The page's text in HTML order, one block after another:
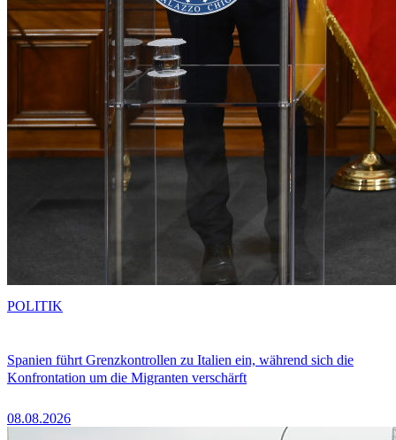
Spanien führt Grenzkontrollen zu Italien ein, während sich die
Konfrontation um die Migranten verschärft
08.08.2026
POLITIK